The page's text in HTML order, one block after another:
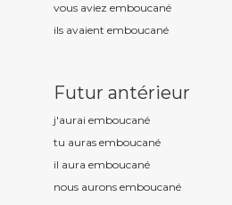
vous aviez emboucané
ils avaient emboucané
Futur antérieur
j'aurai emboucané
tu auras emboucané
il aura emboucané
nous aurons emboucané